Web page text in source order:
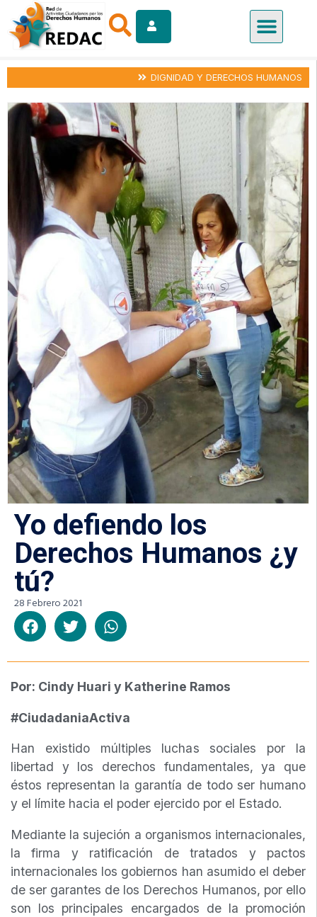
DIGNIDAD Y DERECHOS HUMANOS
Yo defiendo los
Derechos Humanos ¿y
tú?
28 Febrero 2021
Por: Cindy Huari y Katherine Ramos
#CiudadaniaActiva
Han existido múltiples luchas sociales por la
libertad y los derechos fundamentales, ya que
éstos representan la garantía de todo ser humano
y el límite hacia el poder ejercido por el Estado.
Mediante la sujeción a organismos internacionales,
la firma y ratificación de tratados y pactos
internacionales los gobiernos han asumido el deber
de ser garantes de los Derechos Humanos, por ello
son los principales encargados de la promoción